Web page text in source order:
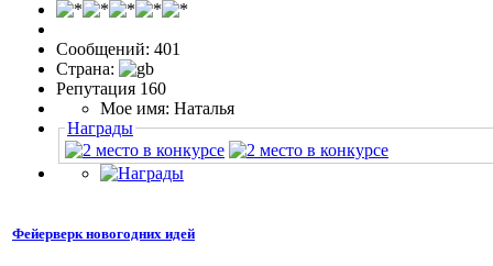
Сообщений: 401
Страна:
Репутация 160
Мое имя: Наталья
Награды
Фейерверк новогодних идей